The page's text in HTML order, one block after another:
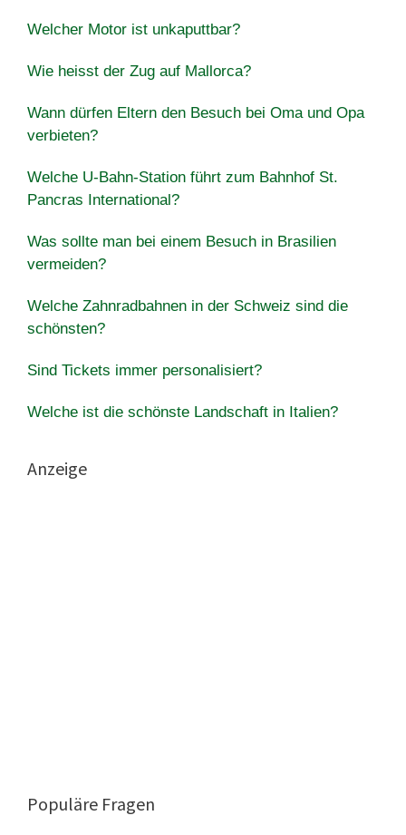
Welcher Motor ist unkaputtbar?
Wie heisst der Zug auf Mallorca?
Wann dürfen Eltern den Besuch bei Oma und Opa
verbieten?
Welche U-Bahn-Station führt zum Bahnhof St.
Pancras International?
Was sollte man bei einem Besuch in Brasilien
vermeiden?
Welche Zahnradbahnen in der Schweiz sind die
schönsten?
Sind Tickets immer personalisiert?
Welche ist die schönste Landschaft in Italien?
Anzeige
Populäre Fragen